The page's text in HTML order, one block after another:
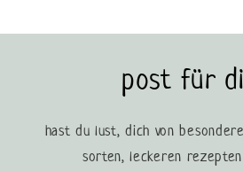
post für
hast du lust, dich von
sorten, leckeren